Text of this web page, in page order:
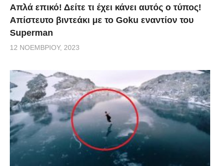
Απλά επικό! Δείτε τι έχει κάνει αυτός ο τύπος!
Απίστευτο βιντεάκι με το Goku εναντίον του
Superman
12 ΝΟΕΜΒΡΊΟΥ, 2023